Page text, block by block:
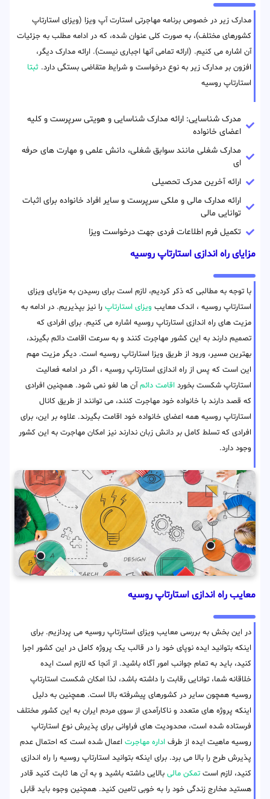
مدارک زیر در خصوص برنامه مهاجرتی استارت آپ ویزا (ویزای استارتاپ
کشورهای مختلف)، به صورت کلی عنوان شده، که در ادامه مطلب به جزئیات
آن اشاره می کنیم. (ارائه تمامی آنها اجباری نیست). ارائه مدارک دیگر،
افزون بر مدارک زیر به نوع درخواست و شرایط متقاضی بستگی دارد. ثبتا
استارتاپ روسیه
مدرک شناسایی: ارائه مدارک شناسایی و هویتی سرپرست و کلیه
اعضای خانواده
مدارک شغلی مانند سوابق شغلی، دانش علمی و مهارت های حرفه
ای
ارائه آخرین مدرک تحصیلی
ارائه مدارک مالی و ملکی سرپرست و سایر افراد خانواده برای اثبات
توانایی مالی
تکمیل فرم اطلاعات فردی جهت درخواست ویزا
مزایای راه اندازی استارتاپ روسیه
با توجه به مطالبی که ذکر کردیم، لازم است برای رسیدن به مزایای ویزای
استارتاپ روسیه ، اندک معایب ویزای استارتاپ را نیز بپذیریم. در ادامه به
مزیت های راه اندازی استارتاپ روسیه اشاره می کنیم. برای افرادی که
تصمیم دارند به این کشور مهاجرت کنند و به سرعت اقامت دائم بگیرند،
بهترین مسیر، ورود از طریق ویزا استارتاپ روسیه است. دیگر مزیت مهم
این است که پس از راه اندازی استارتاپ روسیه ، اگر در ادامه فعالیت
استارتاپ شکست بخورد اقامت دائمآن ها لغو نمی شود. همچنین افرادی
که قصد دارند با خانواده خود مهاجرت کنند، می توانند از طریق کانال
استارتاپ روسیه همه اعضای خانواده خود اقامت بگیرند. علاوه بر این، برای
افرادی که تسلط کامل بر دانش زبان ندارند نیز امکان مهاجرت به این کشور
وجود دارد.
معایب راه اندازی استارتاپ روسیه
در این بخش به بررسی معایب ویزای استارتاپ روسیه می پردازیم. برای
اینکه بتوانید ایده نوپای خود را در قالب یک پروژه کامل در این کشور اجرا
کنید، باید به تمام جوانب امور آگاه باشید. از آنجا که لازم است ایده
خلاقانه شما، توانایی رقابت را داشته باشد، لذا امکان شکست استارتاپ
روسیه همچون سایر در کشورهای پیشرفته بالا است. همچنین به دلیل
اینکه پروژه های متعدد و ناکارآمدی از سوی مردم ایران به این کشور مختلف
فرستاده شده است، محدودیت های فراوانی برای پذیرش نوع استارتاپ
روسیه ماهیت ایده از طرف اداره مهاجرت اعمال شده است که احتمال عدم
پذیرش طرح را بالا می برد. برای اینکه بتوانید استارتاپ روسیه را راه اندازی
کنید، لازم است تمکن مالی بالایی داشته باشید و به آن ها ثابت کنید قادر
هستید مخارج زندگی خود را به خوبی تامین کنید. همچنین وجوه باید قابل